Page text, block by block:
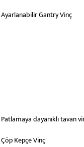
Ayarlanabilir Gantry Vinç
Patlamaya dayanıklı tavan
Çöp Kepçe Vinç